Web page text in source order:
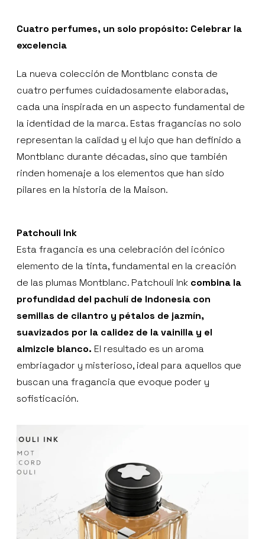
Cuatro perfumes, un solo propósito: Celebrar la
excelencia
La nueva colección de Montblanc consta de
cuatro perfumes cuidadosamente elaboradas,
cada una inspirada en un aspecto fundamental de
la identidad de la marca. Estas fragancias no solo
representan la calidad y el lujo que han definido a
Montblanc durante décadas, sino que también
rinden homenaje a los elementos que han sido
pilares en la historia de la Maison.
Patchouli Ink
Esta fragancia es una celebración del icónico
elemento de la tinta, fundamental en la creación
de las plumas Montblanc. Patchouli Ink combina la
profundidad del pachulí de Indonesia con
semillas de cilantro y pétalos de jazmín,
suavizados por la calidez de la vainilla y el
almizcle blanco. El resultado es un aroma
embriagador y misterioso, ideal para aquellos que
buscan una fragancia que evoque poder y
sofisticación.